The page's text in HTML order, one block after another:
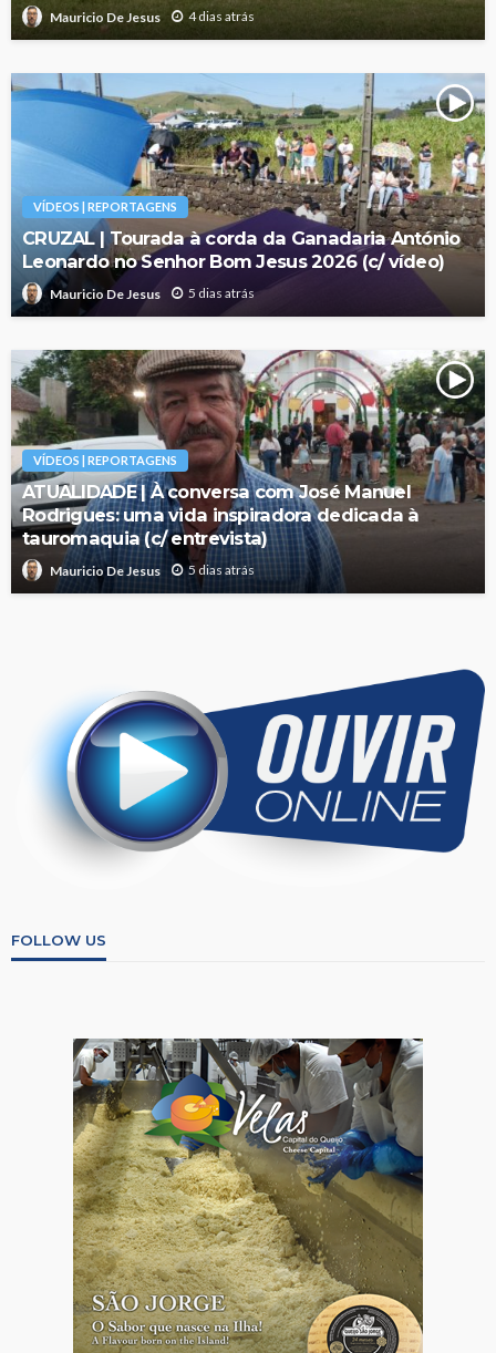
Mauricio De Jesus 4 dias atrás
VÍDEOS | REPORTAGENS
CRUZAL | Tourada à corda da Ganadaria António
Leonardo no Senhor Bom Jesus 2026 (c/ vídeo)
Mauricio De Jesus 5 dias atrás
VÍDEOS | REPORTAGENS
ATUALIDADE | À conversa com José Manuel
Rodrigues: uma vida inspiradora dedicada à
tauromaquia (c/ entrevista)
Mauricio De Jesus 5 dias atrás
FOLLOW US